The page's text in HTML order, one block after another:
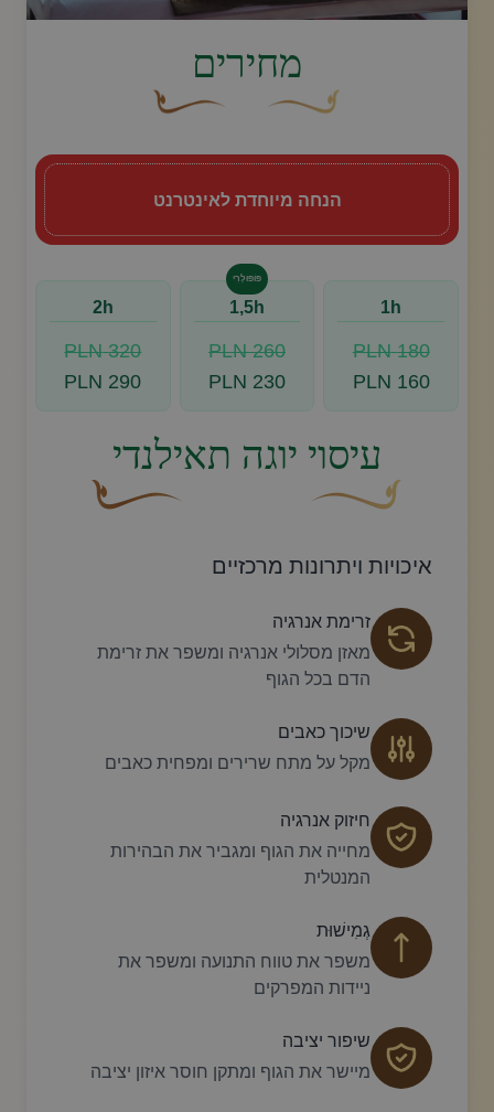
מחירים
הנחה מיוחדת לאינטרנט
1h
180 PLN
160 PLN
פּוֹפּוּלָרִי
1,5h
260 PLN
230 PLN
2h
320 PLN
290 PLN
עיסוי יוגה תאילנדי
איכויות ויתרונות מרכזיים
זרימת אנרגיה
מאזן מסלולי אנרגיה ומשפר את זרימת
הדם בכל הגוף
שיכוך כאבים
מקל על מתח שרירים ומפחית כאבים
חיזוק אנרגיה
מחייה את הגוף ומגביר את הבהירות
המנטלית
גְמִישׁוּת
משפר את טווח התנועה ומשפר את
ניידות המפרקים
שיפור יציבה
מיישר את הגוף ומתקן חוסר איזון יציבה